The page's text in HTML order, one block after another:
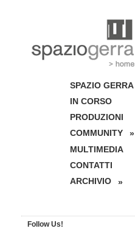
SPAZIO GERRA
IN CORSO
PRODUZIONI
COMMUNITY
»
MULTIMEDIA
CONTATTI
ARCHIVIO
»
Follow Us!